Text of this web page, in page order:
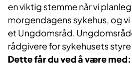
en viktig stemme når vi
morgendagens sykehus, og
et Ungdomsråd.
rådgivere for sykehusets
Dette får du ved å være med: